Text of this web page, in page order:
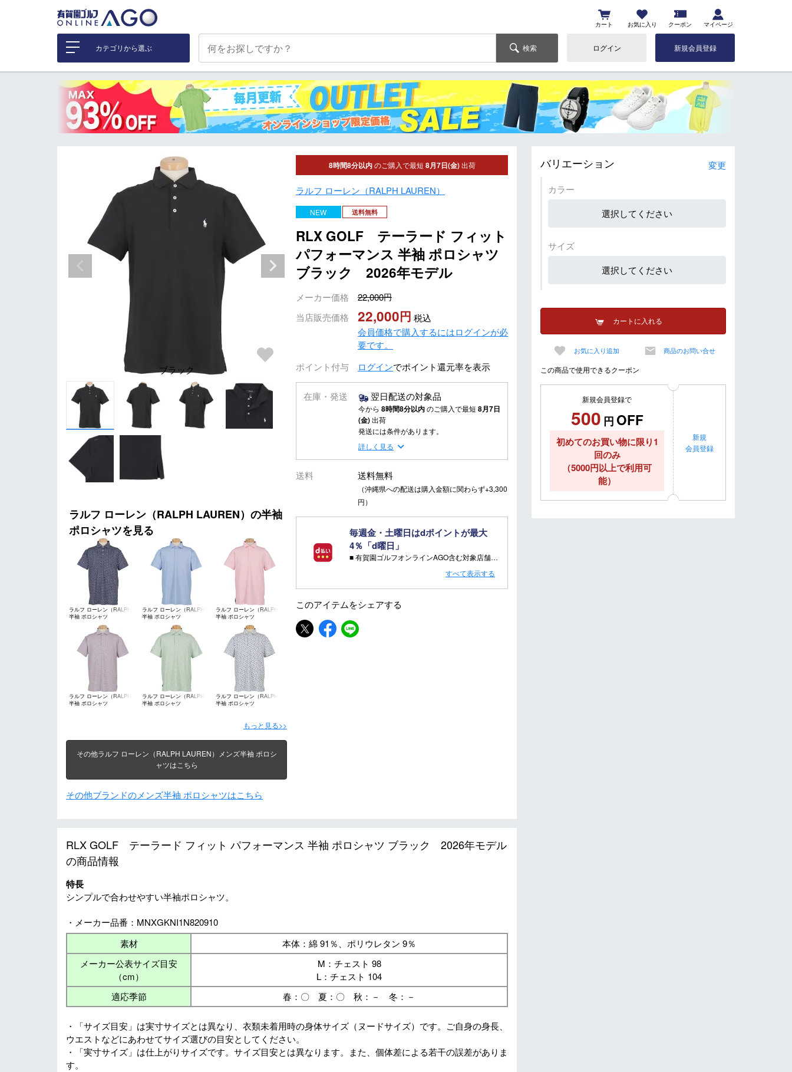
カート お気に入り クーポン マイページ
カテゴリから選ぶ 検索 ログイン 新規会員登録
ブラック
ラルフ ローレン（RALPH LAUREN）の半袖
ポロシャツを見る
ラルフ ローレン（RALPH
LAUREN）
半袖 ポロシャツ
ラルフ ローレン（RALPH
LAUREN）
半袖 ポロシャツ
ラルフ ローレン（RALPH
LAUREN）
半袖 ポロシャツ
ラルフ ローレン（RALPH
LAUREN）
半袖 ポロシャツ
ラルフ ローレン（RALPH
LAUREN）
半袖 ポロシャツ
ラルフ ローレン（RALPH
LAUREN）
半袖 ポロシャツ
もっと見る>>
その他ラルフ ローレン（RALPH LAUREN）メンズ半袖 ポロシ
ャツはこちら
その他ブランドのメンズ半袖 ポロシャツはこちら
8時間8分以内 のご購入で最短 8月7日(金) 出荷
ラルフ ローレン（RALPH LAUREN）
NEW 送料無料
RLX GOLF テーラード フィット
パフォーマンス 半袖 ポロシャツ
ブラック 2026年モデル
メーカー価格
22,000
当店販売価格
22,000
税込
会員価格で購入するにはログインが必
要です。
ポイント付与
ログインでポイント還元率を表示
在庫・発送 翌日配送の対象品
今から 8時間8分以内のご購入で最短 8月7日
(金)出荷
発送には条件があります。
詳しく見る
送料 送料無料
（沖縄県への配送は購入金額に関わらず+3,300
円）
毎週金・土曜日はdポイントが最大
4％「d曜日」
■ 有賀園ゴルフオンラインAGO含む対象店舗で金・土曜日にd支払いをすると
■ キャンペーン期間：毎週 金・土曜日 AM 0:00 - PM 23:59
注意事項：
・有賀園ゴルフ実店舗での開催はございません。
すべて表示する
このアイテムをシェアする
RLX GOLF テーラード フィット パフォーマンス 半袖 ポロシャツ ブラック 2026年モデル
の商品情報
特長
シンプルで合わせやすい半袖ポロシャツ。
・メーカー品番：MNXGKNI1N820910
素材
本体：綿 91％、ポリウレタン 9％
メーカー公表サイズ目安
（cm）
M：チェスト 98
L：チェスト 104
適応季節
春：〇 夏：〇 秋：－ 冬：－
・「サイズ目安」は実寸サイズとは異なり、衣類未着用時の身体サイズ（ヌードサイズ）です。ご自身の身長、
ウエストなどにあわせてサイズ選びの目安としてください。
・「実寸サイズ」は仕上がりサイズです。サイズ目安とは異なります。また、個体差による若干の誤差がありま
す。
バリエーション
変更
カラー
選択してください
サイズ
選択してください
カートに入れる
お気に入り追加 商品のお問い合せ
この商品で使用できるクーポン
新規会員登録で
500 円 OFF
初めてのお買い物に限り1
回のみ
（5000円以上で利用可
能）
新規
会員登録